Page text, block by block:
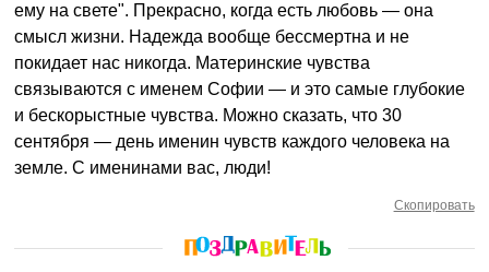
ему на свете". Прекрасно, когда есть любовь — она
смысл жизни. Надежда вообще бессмертна и не
покидает нас никогда. Материнские чувства
связываются с именем Софии — и это самые глубокие
и бескорыстные чувства. Можно сказать, что 30
сентября — день именин чувств каждого человека на
земле. С именинами вас, люди!
Скопировать